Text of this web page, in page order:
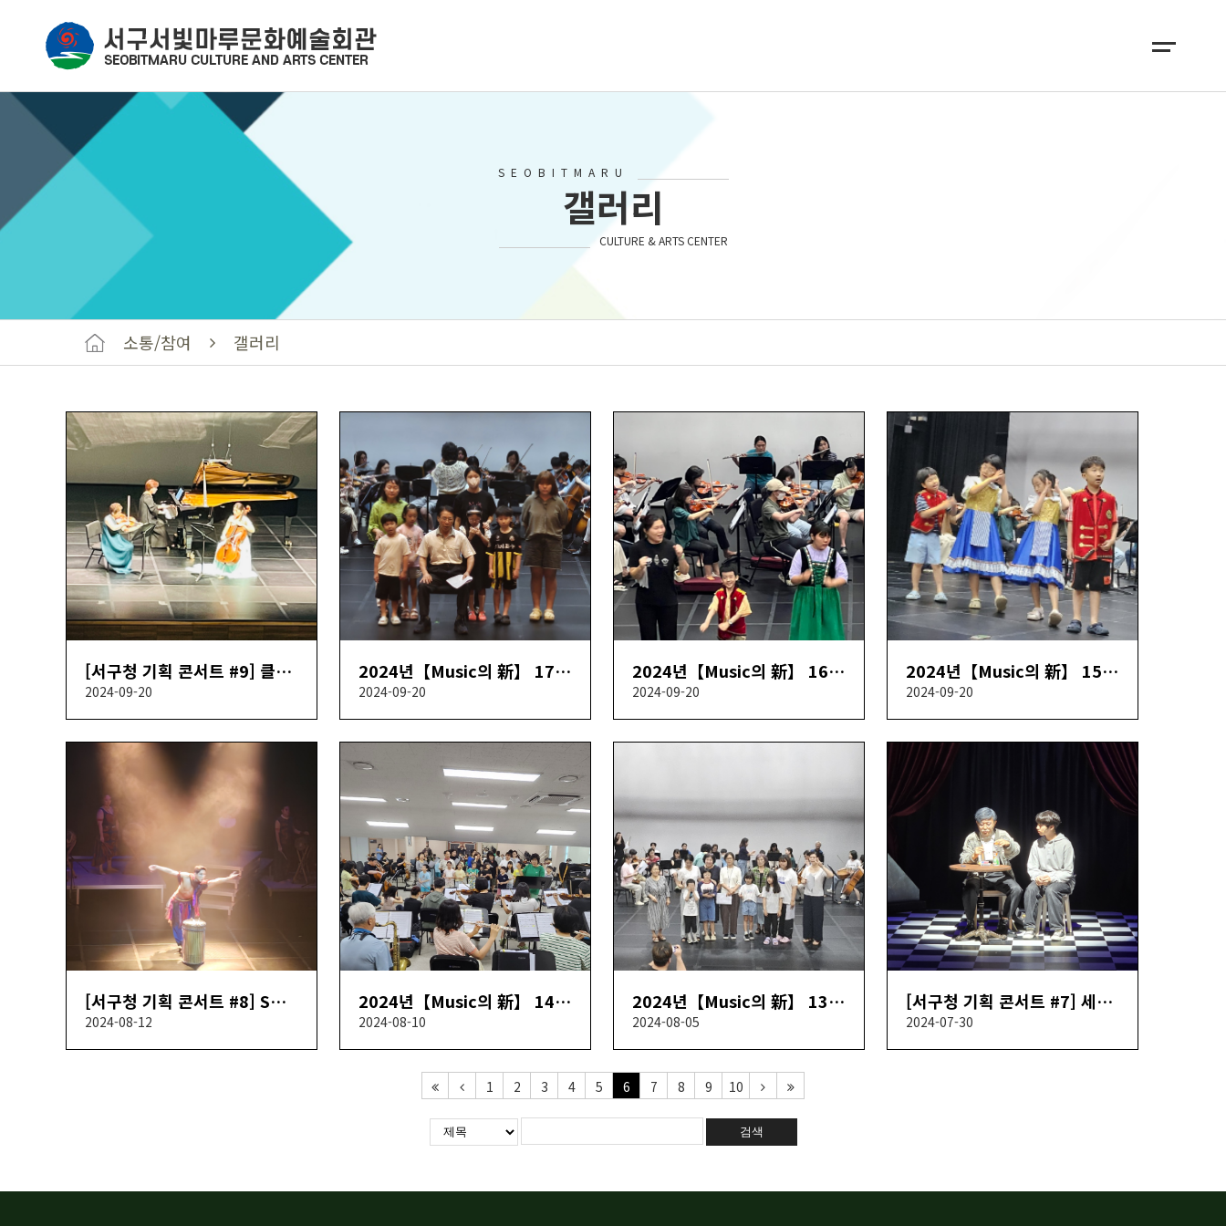
SEOBITMARU
갤러리
CULTURE & ARTS CENTER
소통/참여 갤러리
[서구청 기획 콘서트 #9] 클래식의 향기
2024-09-20
2024년【Music의 新】 17회차
2024-09-20
2024년【Music의 新】 16회차
2024-09-20
2024년【Music의 新】 15회차
2024-09-20
[서구청 기획 콘서트 #8] SOUND OF PERCUSSION
2024-08-12
2024년【Music의 新】 14회차
2024-08-10
2024년【Music의 新】 13회차
2024-08-05
[서구청 기획 콘서트 #7] 세상에서 가장 신기한 마술
2024-07-30
1 2 3 4 5 6 7 8 9 10
검색